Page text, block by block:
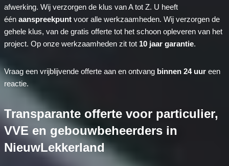
afwerking. Wij verzorgen de klus van A tot Z. U heeft
één aanspreekpuntvoor alle werkzaamheden. Wij verzorgen de
gehele klus, van de gratis offerte tot het schoon opleveren van het
project. Op onze werkzaamheden zit tot 10 jaar garantie.
Vraag een vrijblijvende offerte aan en ontvang binnen 24 uureen
reactie.
Transparante offerte voor particulier,
VVE en gebouwbeheerders in
NieuwLekkerland